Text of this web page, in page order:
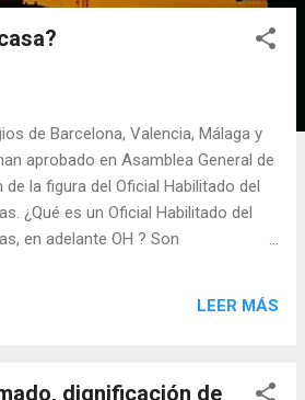
de Barcelona, Valencia, Málaga y
aprobado en Asamblea General de
la figura del Oficial Habilitado del
¿Qué es un Oficial Habilitado del
en adelante OH ? Son
acumulación de trabajo o, a veces, lo
LEER MÁS
dignificación de